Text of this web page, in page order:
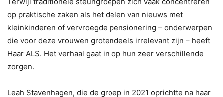
op praktische zaken als het delen van nieuws met
kleinkinderen of vervroegde pensionering – onderwerpen
die voor deze vrouwen grotendeels irrelevant zijn – heeft
Haar ALS. Het verhaal gaat in op hun zeer verschillende
zorgen.
Leah Stavenhagen, die de groep in 2021 oprichtte na haar